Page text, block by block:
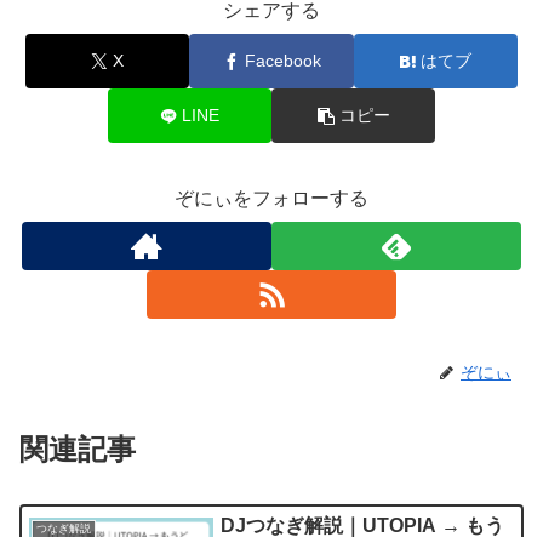
シェアする
X Facebook はてブ
LINE コピー
ぞにぃをフォローする
ぞにぃ
関連記事
つなぎ解説
DJつなぎ解説｜UTOPIA → もう